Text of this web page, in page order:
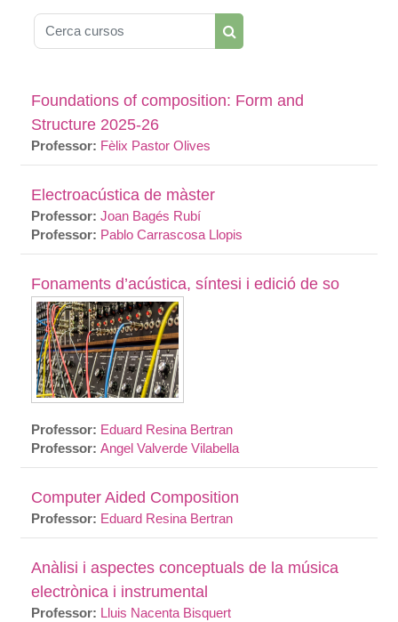
Cerca cursos
Cerca cursos
Foundations of composition: Form and
Structure 2025-26
Professor: Fèlix Pastor Olives
Electroacústica de màster
Professor: Joan Bagés Rubí
Professor: Pablo Carrascosa Llopis
Fonaments d’acústica, síntesi i edició de so
Professor: Eduard Resina Bertran
Professor: Angel Valverde Vilabella
Computer Aided Composition
Professor: Eduard Resina Bertran
Anàlisi i aspectes conceptuals de la música
electrònica i instrumental
Professor: Lluis Nacenta Bisquert